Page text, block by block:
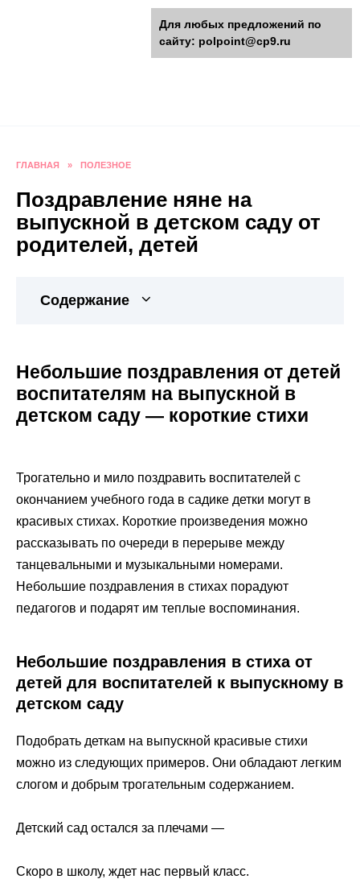
polpoint.ru - Разнообразные
поделки к праздникам
ГЛАВНАЯ » ПОЛЕЗНОЕ
Поздравление няне на
выпускной в детском саду от
родителей, детей
Содержание
Небольшие поздравления от детей
воспитателям на выпускной в
детском саду — короткие стихи
Трогательно и мило поздравить воспитателей с
окончанием учебного года в садике детки могут в
красивых стихах. Короткие произведения можно
рассказывать по очереди в перерыве между
танцевальными и музыкальными номерами.
Небольшие поздравления в стихах порадуют
педагогов и подарят им теплые воспоминания.
Небольшие поздравления в стиха от
детей для воспитателей к выпускному в
детском саду
Подобрать деткам на выпускной красивые стихи
можно из следующих примеров. Они обладают легким
слогом и добрым трогательным содержанием.
Детский сад остался за плечами —
Скоро в школу, ждет нас первый класс.
Для любых предложений по
сайту: polpoint@cp9.ru